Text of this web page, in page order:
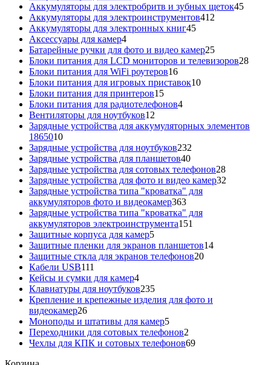
товаров
Аккумуляторы для электробритв и зубных щеток4545
Аккумуляторы для электроинструментов412
Аккумуляторы для электронных книг4545
Аксессуары для камер44
товара
Батарейные ручки для фото и видео камер2525
товаров
Блоки питания для LCD мониторов и телевизоров2828
Блоки питания для WiFi роутеров1616
товаров
Блоки питания для игровых приставок1010
Блоки питания для принтеров1515
товаров
Блоки питания для радиотелефонов44
Вентиляторы для ноутбуков12
товаров
Зарядные устройства для аккумуляторных элементов
186501010
товаров
Зарядные устройства для ноутбуков232
Зарядные устройства для планшетов4040
товаров
Зарядные устройства для сотовых телефонов2828
товаров
Зарядные устройства для фото и видео камер32
Зарядные устройства типа "кроватка" для
аккумуляторов фото и видеокамер363363
товара
Зарядные устройства типа "кроватка" для
аккумуляторов электроинструмента151
Защитные корпуса для камер55
товаров
Защитные пленки для экранов планшетов1414
Защитные сткла для экранов телефонов2020
Кабели USB111
товаров
Кейсы и сумки для камер44
товара
Клавиатуры для ноутбуков235235
товаров
Крепление и крепежные изделия для фото и
видеокамер2626
товаров
Моноподы и штативы для камер55
товаров
Переходники для сотовых телефонов2
товара
Чехлы для КПК и сотовых телефонов6969